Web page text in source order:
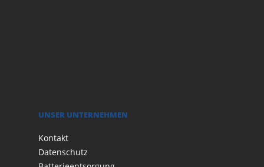
UNSER UNTERNEHMEN
Kontakt
Datenschutz